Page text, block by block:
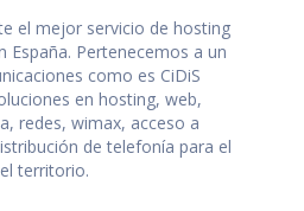
el mejor servicio de hosting
España. Pertenecemos a un
como es CiDiS
en hosting, web,
redes, wimax, acceso a
de telefonía para el
territorio.